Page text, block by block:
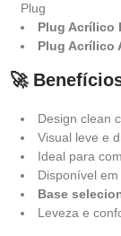
Plug
Plug Acrílico
Plug Acrílico
🚀
Design clean
Visual leve e
Ideal para
Disponível
Base
Leveza e